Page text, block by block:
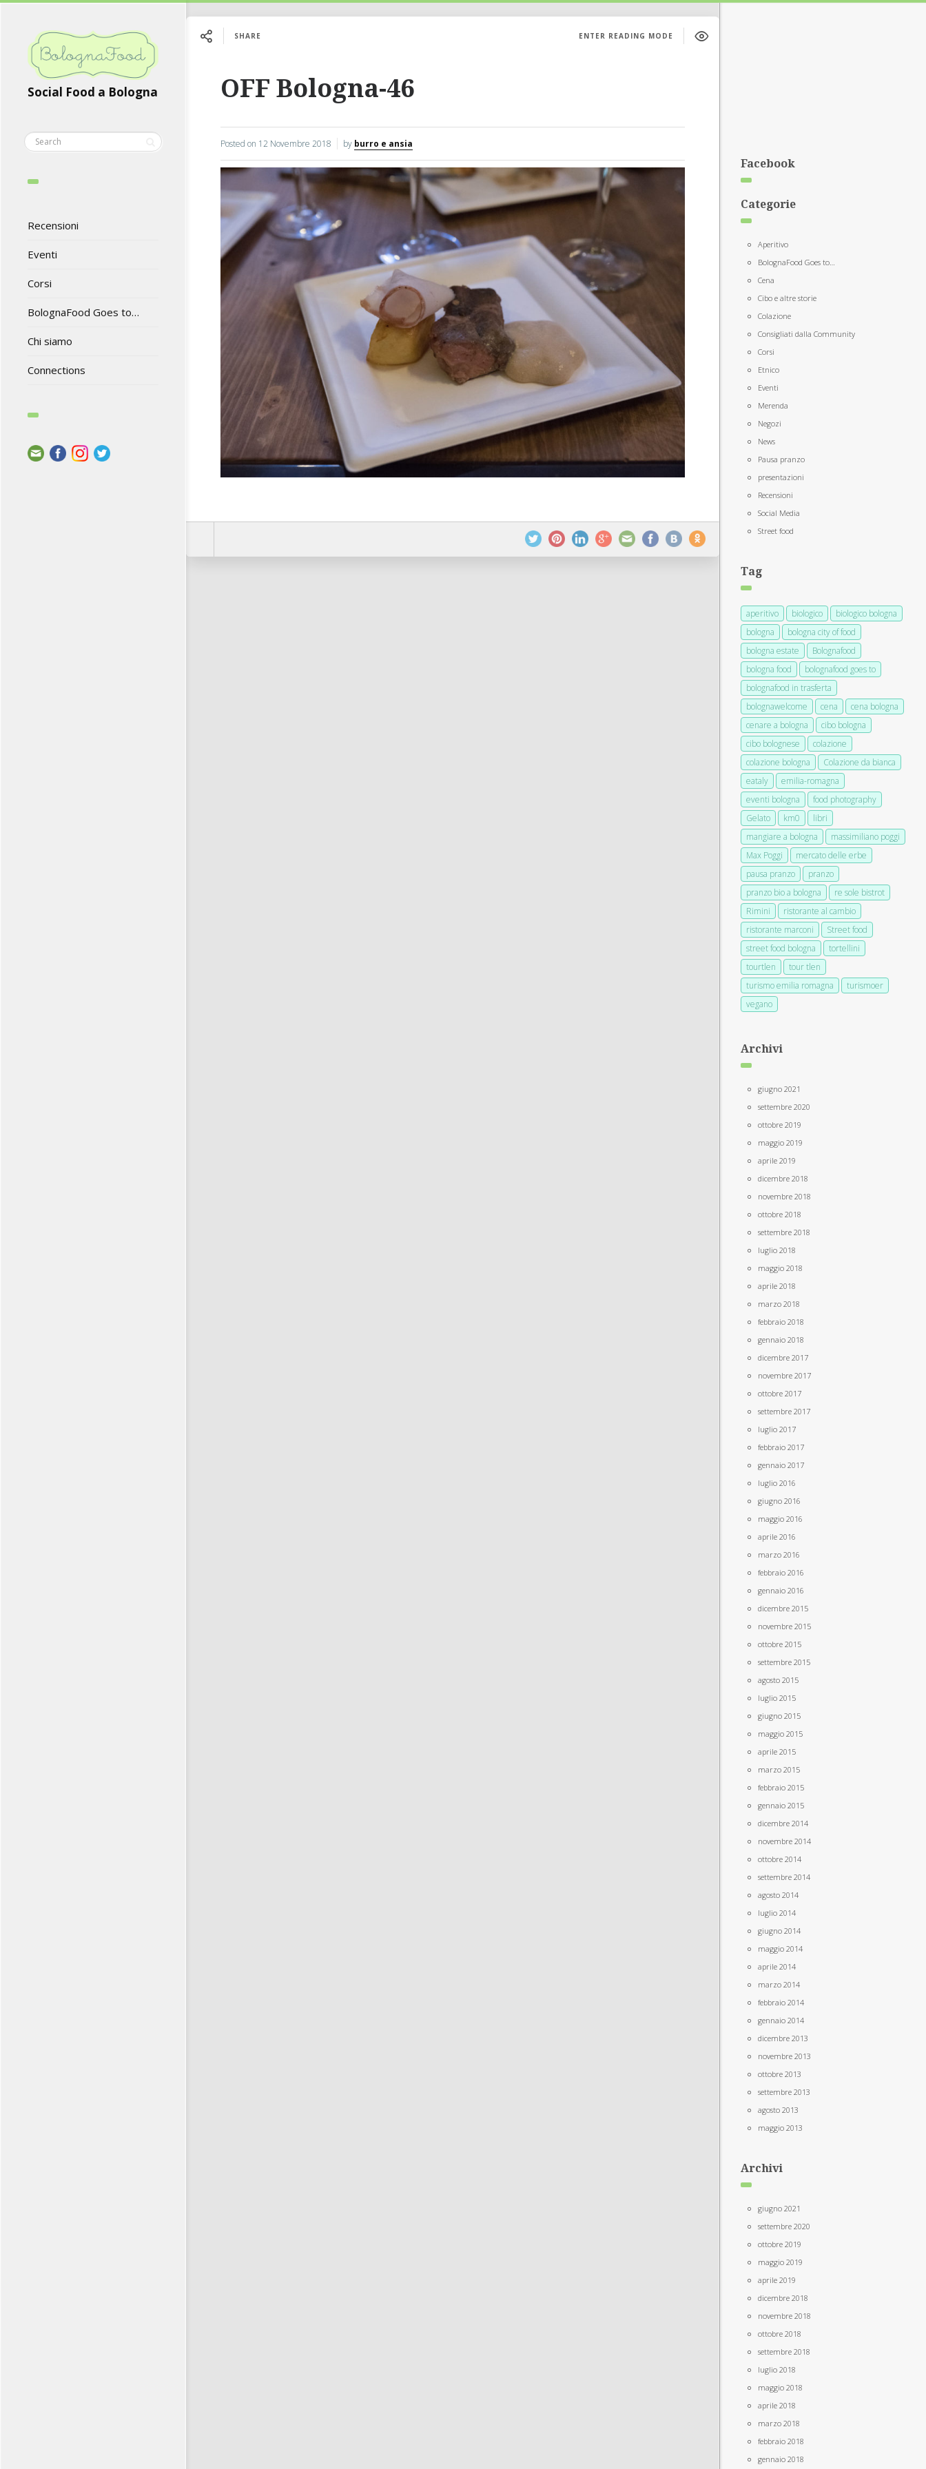
Social Food a Bologna
Recensioni
Eventi
Corsi
BolognaFood Goes to…
Chi siamo
Connections
SHARE ENTER READING MODE
OFF Bologna-46
Posted on 12 Novembre 2018 by burro e ansia
Facebook
Categorie
Aperitivo
BolognaFood Goes to…
Cena
Cibo e altre storie
Colazione
Consigliati dalla Community
Corsi
Etnico
Eventi
Merenda
Negozi
News
Pausa pranzo
presentazioni
Recensioni
Social Media
Street food
Tag
aperitivo biologico
biologico bologna
bologna
bologna city of food
bologna estate
Bolognafood
bologna food
bolognafood goes to
bolognafood in trasferta
bolognawelcome
cena
cena bologna
cenare a bologna
cibo bologna
cibo bolognese
colazione
colazione bologna
Colazione da bianca
eataly
emilia-romagna
eventi bologna
food photography
Gelato
km0
libri
mangiare a bologna
massimiliano poggi
Max Poggi
mercato delle erbe
pausa pranzo
pranzo
pranzo bio a bologna
re sole bistrot
Rimini
ristorante al cambio
ristorante marconi
Street food
street food bologna
tortellini
tourtlen
tour tlen
turismo emilia romagna
turismoer
vegano
Archivi
giugno 2021
settembre 2020
ottobre 2019
maggio 2019
aprile 2019
dicembre 2018
novembre 2018
ottobre 2018
settembre 2018
luglio 2018
maggio 2018
aprile 2018
marzo 2018
febbraio 2018
gennaio 2018
dicembre 2017
novembre 2017
ottobre 2017
settembre 2017
luglio 2017
febbraio 2017
gennaio 2017
luglio 2016
giugno 2016
maggio 2016
aprile 2016
marzo 2016
febbraio 2016
gennaio 2016
dicembre 2015
novembre 2015
ottobre 2015
settembre 2015
agosto 2015
luglio 2015
giugno 2015
maggio 2015
aprile 2015
marzo 2015
febbraio 2015
gennaio 2015
dicembre 2014
novembre 2014
ottobre 2014
settembre 2014
agosto 2014
luglio 2014
giugno 2014
maggio 2014
aprile 2014
marzo 2014
febbraio 2014
gennaio 2014
dicembre 2013
novembre 2013
ottobre 2013
settembre 2013
agosto 2013
maggio 2013
Archivi
giugno 2021
settembre 2020
ottobre 2019
maggio 2019
aprile 2019
dicembre 2018
novembre 2018
ottobre 2018
settembre 2018
luglio 2018
maggio 2018
aprile 2018
marzo 2018
febbraio 2018
gennaio 2018